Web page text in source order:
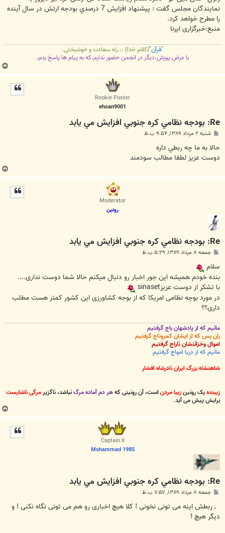
نمايندگان مجلس گفت : پيشنهاد افزايش 7 درصدي بودجه ارتش در سال آينده
را مطرح خواهد کرد.
منبع:خبرگزاری ایرنا
"قرآن"(کلام خدا) ...راه سعادت و خوشبختی.
با عرض پوزش،دیگر در انجمن حضور ندارم،که به پیام ها پاسخ بدم.
Rookie Poster
ehsan9001
Re: بودجه نظامي کره جنوبي افزايش مي يابد
ت
شنبه ۲ مرداد ۱۳۸۹, ۹:۵۴ ب.ظ
حالا به ما چه ربطي داره
دوست عزيز لطفا مطالب سودمند
Moderator
رونین
Re: بودجه نظامي کره جنوبي افزايش مي يابد
ت
جمعه ۸ مرداد ۱۳۸۹, ۵:۲۹ ب.ظ
سلام
بنده خودم همیشه این جور اخبار رو دنبال میکنم حالا شما دوست نداری....
با تشکر از دوست عزیزsinaset
در مورد بوجه نظامی امریکا که از بوجه کشاورزی این کشور کمتر هست مطلب
داری؟؟
مائیم که از پادشهان باج گرفتیم
زان پس که از ایشان کمروتاج گرفتیم
اموال وخزائنشان تاراج گرفتیم
مائیم که از دریا امواج گرفتیم
شاهنشاه بزرگ ایران نادرشاه افشار
زیبندهیک رونینزیبا مردن است، آن رونینی کههر دم آماده مرگنباشد، ناگزیرمرگی ناشایست
برایش پیش می آید.
Captain II
Mohammad 1985
Re: بودجه نظامي کره جنوبي افزايش مي يابد
ت
جمعه ۸ مرداد ۱۳۸۹, ۷:۵۷ ب.ظ
, ربطش اینه می تونی نخونی ! کلا هیچ اخباری رو هم می تونی نگاه نکنی ! و
دیگر هیچ !